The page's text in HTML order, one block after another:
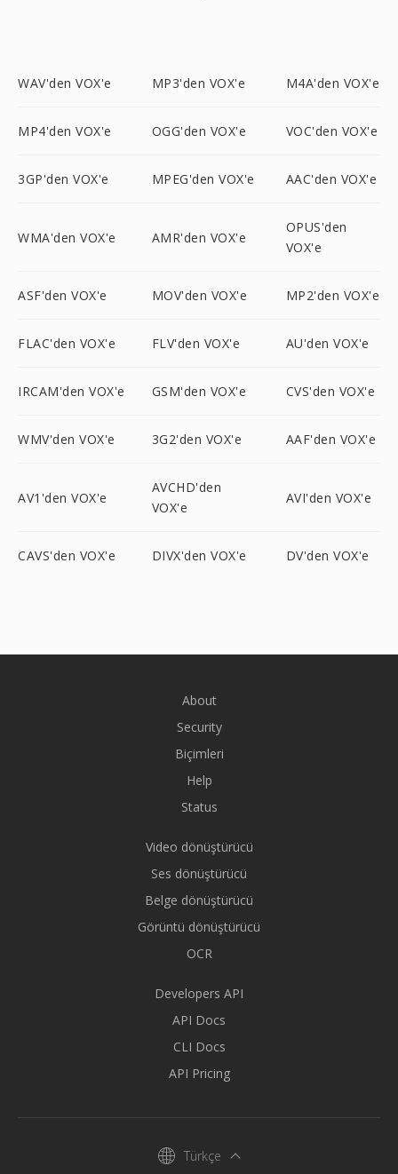
WAV'den VOX'e MP3'den VOX'e M4A'den VOX'e
MP4'den VOX'e OGG'den VOX'e VOC'den VOX'e
3GP'den VOX'e MPEG'den VOX'e AAC'den VOX'e
WMA'den VOX'e AMR'den VOX'e
OPUS'den
VOX'e
ASF'den VOX'e MOV'den VOX'e MP2'den VOX'e
FLAC'den VOX'e FLV'den VOX'e AU'den VOX'e
IRCAM'den VOX'e GSM'den VOX'e CVS'den VOX'e
WMV'den VOX'e 3G2'den VOX'e AAF'den VOX'e
AV1'den VOX'e
AVCHD'den
VOX'e
AVI'den VOX'e
CAVS'den VOX'e DIVX'den VOX'e DV'den VOX'e
About
Security
Biçimleri
Help
Status
Video dönüştürücü
Ses dönüştürücü
Belge dönüştürücü
Görüntü dönüştürücü
OCR
Developers API
API Docs
CLI Docs
API Pricing
Türkçe